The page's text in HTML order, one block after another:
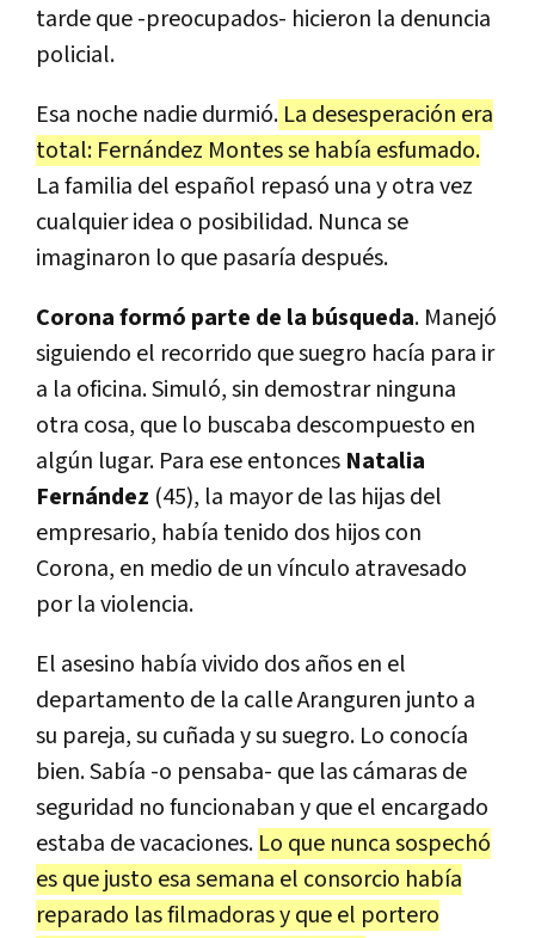
tarde que -preocupados- hicieron la denuncia
policial.
Esa noche nadie durmió. La desesperación era
total: Fernández Montes se había esfumado.
La familia del español repasó una y otra vez
cualquier idea o posibilidad. Nunca se
imaginaron lo que pasaría después.
Corona formó parte de la búsqueda. Manejó
siguiendo el recorrido que suegro hacía para ir
a la oficina. Simuló, sin demostrar ninguna
otra cosa, que lo buscaba descompuesto en
algún lugar. Para ese entonces Natalia
Fernández (45), la mayor de las hijas del
empresario, había tenido dos hijos con
Corona, en medio de un vínculo atravesado
por la violencia.
El asesino había vivido dos años en el
departamento de la calle Aranguren junto a
su pareja, su cuñada y su suegro. Lo conocía
bien. Sabía -o pensaba- que las cámaras de
seguridad no funcionaban y que el encargado
estaba de vacaciones. Lo que nunca sospechó
es que justo esa semana el consorcio había
reparado las filmadoras y que el portero